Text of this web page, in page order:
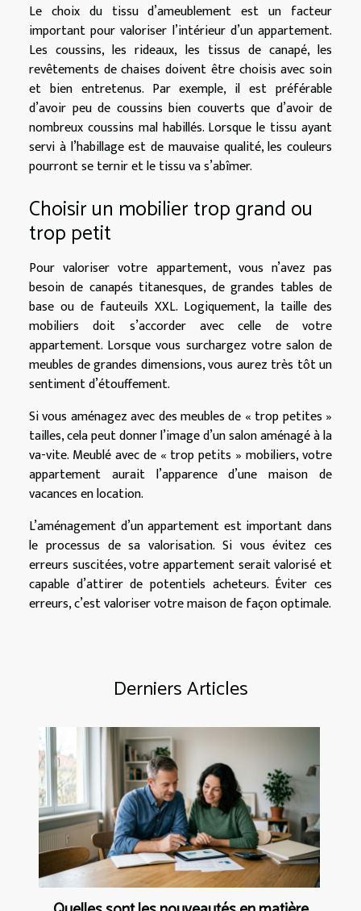
Le choix du tissu d’ameublement est un facteur
important pour valoriser l’intérieur d’un appartement.
Les coussins, les rideaux, les tissus de canapé, les
revêtements de chaises doivent être choisis avec soin
et bien entretenus. Par exemple, il est préférable
d’avoir peu de coussins bien couverts que d’avoir de
nombreux coussins mal habillés. Lorsque le tissu ayant
servi à l’habillage est de mauvaise qualité, les couleurs
pourront se ternir et le tissu va s’abîmer.
Choisir un mobilier trop grand ou
trop petit
Pour valoriser votre appartement, vous n’avez pas
besoin de canapés titanesques, de grandes tables de
base ou de fauteuils XXL. Logiquement, la taille des
mobiliers doit s’accorder avec celle de votre
appartement. Lorsque vous surchargez votre salon de
meubles de grandes dimensions, vous aurez très tôt un
sentiment d’étouffement.
Si vous aménagez avec des meubles de « trop petites »
tailles, cela peut donner l’image d’un salon aménagé à la
va-vite. Meublé avec de « trop petits » mobiliers, votre
appartement aurait l’apparence d’une maison de
vacances en location.
L’aménagement d’un appartement est important dans
le processus de sa valorisation. Si vous évitez ces
erreurs suscitées, votre appartement serait valorisé et
capable d’attirer de potentiels acheteurs. Éviter ces
erreurs, c’est valoriser votre maison de façon optimale.
Derniers Articles